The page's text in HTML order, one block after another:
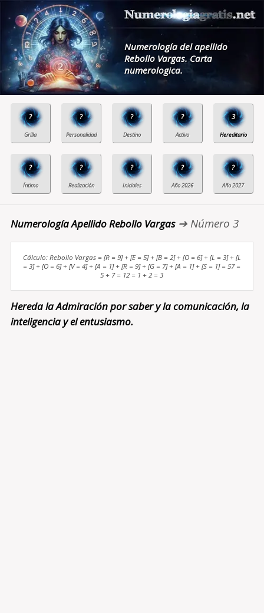
Numerología del apellido
Rebollo Vargas. Carta
numerologica.
? ? ? ? 3
? ? ? ? ?
Numerología Apellido Rebollo Vargas➔ Número 3
Cálculo: Rebollo Vargas = [R = 9] + [E = 5] + [B = 2] + [O = 6] + [L = 3] + [L
= 3] + [O = 6] + [V = 4] + [A = 1] + [R = 9] + [G = 7] + [A = 1] + [S = 1] = 57 =
5 + 7 = 12 = 1 + 2 = 3
Hereda la Admiración por saber y la comunicación, la
inteligencia y el entusiasmo.